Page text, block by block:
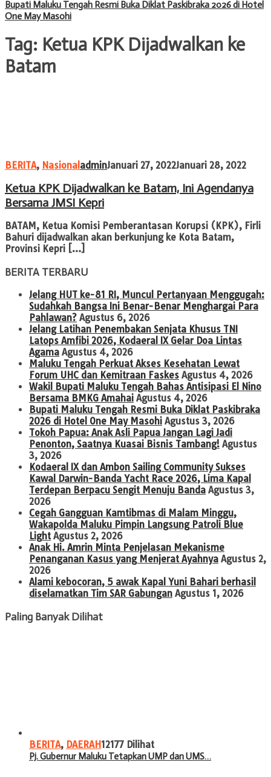
Bupati Maluku Tengah Resmi Buka Diklat Paskibraka 2026 di Hotel
One May Masohi
Tag: Ketua KPK Dijadwalkan ke
Batam
BERITA, Nasional adminJanuari 27, 2022Januari 28, 2022
Ketua KPK Dijadwalkan ke Batam, Ini Agendanya
Bersama JMSI Kepri
BATAM, Ketua Komisi Pemberantasan Korupsi (KPK), Firli
Bahuri dijadwalkan akan berkunjung ke Kota Batam,
Provinsi Kepri […]
BERITA TERBARU
Jelang HUT ke-81 RI, Muncul Pertanyaan Menggugah:
Sudahkah Bangsa Ini Benar-Benar Menghargai Para
Pahlawan? Agustus 6, 2026
Jelang Latihan Penembakan Senjata Khusus TNI
Latops Amfibi 2026, Kodaeral IX Gelar Doa Lintas
Agama Agustus 4, 2026
Maluku Tengah Perkuat Akses Kesehatan Lewat
Forum UHC dan Kemitraan Faskes Agustus 4, 2026
Wakil Bupati Maluku Tengah Bahas Antisipasi El Nino
Bersama BMKG Amahai Agustus 4, 2026
Bupati Maluku Tengah Resmi Buka Diklat Paskibraka
2026 di Hotel One May Masohi Agustus 3, 2026
Tokoh Papua: Anak Asli Papua Jangan Lagi Jadi
Penonton, Saatnya Kuasai Bisnis Tambang! Agustus
3, 2026
Kodaeral IX dan Ambon Sailing Community Sukses
Kawal Darwin-Banda Yacht Race 2026, Lima Kapal
Terdepan Berpacu Sengit Menuju Banda Agustus 3,
2026
Cegah Gangguan Kamtibmas di Malam Minggu,
Wakapolda Maluku Pimpin Langsung Patroli Blue
Light Agustus 2, 2026
Anak Hi. Amrin Minta Penjelasan Mekanisme
Penanganan Kasus yang Menjerat Ayahnya Agustus 2,
2026
Alami kebocoran, 5 awak Kapal Yuni Bahari berhasil
diselamatkan Tim SAR Gabungan Agustus 1, 2026
Paling Banyak Dilihat
BERITA, DAERAH 12177 Dilihat
Pj. Gubernur Maluku Tetapkan UMP dan UMS…